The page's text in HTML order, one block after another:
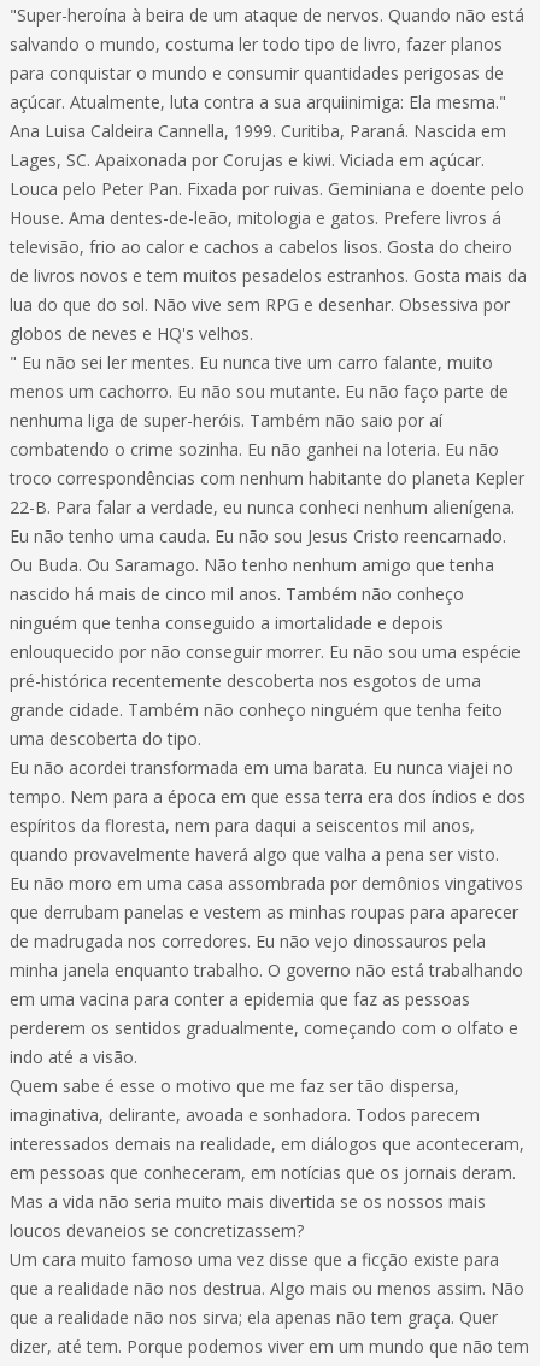
"Super-heroína à beira de um ataque de nervos. Quando não está
salvando o mundo, costuma ler todo tipo de livro, fazer planos
para conquistar o mundo e consumir quantidades perigosas de
açúcar. Atualmente, luta contra a sua arquiinimiga: Ela mesma."
Ana Luisa Caldeira Cannella, 1999. Curitiba, Paraná. Nascida em
Lages, SC. Apaixonada por Corujas e kiwi. Viciada em açúcar.
Louca pelo Peter Pan. Fixada por ruivas. Geminiana e doente pelo
House. Ama dentes-de-leão, mitologia e gatos. Prefere livros á
televisão, frio ao calor e cachos a cabelos lisos. Gosta do cheiro
de livros novos e tem muitos pesadelos estranhos. Gosta mais da
lua do que do sol. Não vive sem RPG e desenhar. Obsessiva por
globos de neves e HQ's velhos.
" Eu não sei ler mentes. Eu nunca tive um carro falante, muito
menos um cachorro. Eu não sou mutante. Eu não faço parte de
nenhuma liga de super-heróis. Também não saio por aí
combatendo o crime sozinha. Eu não ganhei na loteria. Eu não
troco correspondências com nenhum habitante do planeta Kepler
22-B. Para falar a verdade, eu nunca conheci nenhum alienígena.
Eu não tenho uma cauda. Eu não sou Jesus Cristo reencarnado.
Ou Buda. Ou Saramago. Não tenho nenhum amigo que tenha
nascido há mais de cinco mil anos. Também não conheço
ninguém que tenha conseguido a imortalidade e depois
enlouquecido por não conseguir morrer. Eu não sou uma espécie
pré-histórica recentemente descoberta nos esgotos de uma
grande cidade. Também não conheço ninguém que tenha feito
uma descoberta do tipo.
Eu não acordei transformada em uma barata. Eu nunca viajei no
tempo. Nem para a época em que essa terra era dos índios e dos
espíritos da floresta, nem para daqui a seiscentos mil anos,
quando provavelmente haverá algo que valha a pena ser visto.
Eu não moro em uma casa assombrada por demônios vingativos
que derrubam panelas e vestem as minhas roupas para aparecer
de madrugada nos corredores. Eu não vejo dinossauros pela
minha janela enquanto trabalho. O governo não está trabalhando
em uma vacina para conter a epidemia que faz as pessoas
perderem os sentidos gradualmente, começando com o olfato e
indo até a visão.
Quem sabe é esse o motivo que me faz ser tão dispersa,
imaginativa, delirante, avoada e sonhadora. Todos parecem
interessados demais na realidade, em diálogos que aconteceram,
em pessoas que conheceram, em notícias que os jornais deram.
Mas a vida não seria muito mais divertida se os nossos mais
loucos devaneios se concretizassem?
Um cara muito famoso uma vez disse que a ficção existe para
que a realidade não nos destrua. Algo mais ou menos assim. Não
que a realidade não nos sirva; ela apenas não tem graça. Quer
dizer, até tem. Porque podemos viver em um mundo que não tem